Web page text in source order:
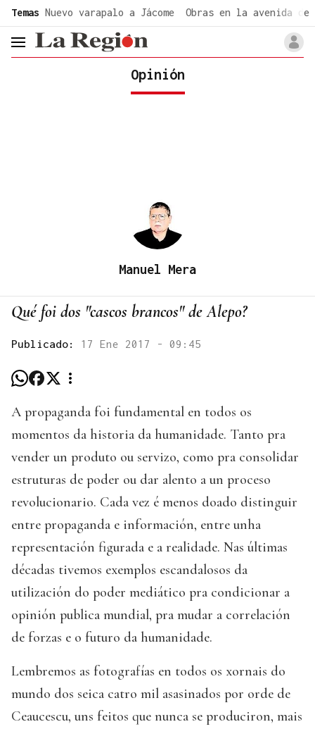
Temas Nuevo varapalo a Jácome Obras en la avenida de
header.menu.open
Opinión
Manuel Mera
Qué foi dos "cascos brancos" de Alepo?
Publicado: 17 Ene 2017 - 09:45
A propaganda foi fundamental en todos os
momentos da historia da humanidade. Tanto pra
vender un produto ou servizo, como pra consolidar
estruturas de poder ou dar alento a un proceso
revolucionario. Cada vez é menos doado distinguir
entre propaganda e información, entre unha
representación figurada e a realidade. Nas últimas
décadas tivemos exemplos escandalosos da
utilización do poder mediático pra condicionar a
opinión publica mundial, pra mudar a correlación
de forzas e o futuro da humanidade.
Lembremos as fotografías en todos os xornais do
mundo dos seica catro mil asasinados por orde de
Ceaucescu, uns feitos que nunca se produciron, mais